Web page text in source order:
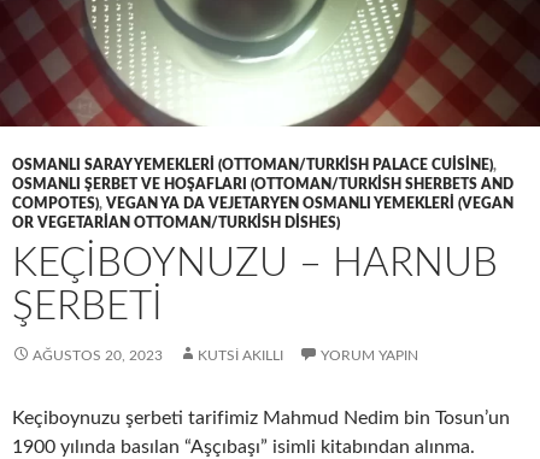
OSMANLI SARAY YEMEKLERI (OTTOMAN/TURKISH PALACE CUISINE),
OSMANLI ŞERBET VE HOŞAFLARI (OTTOMAN/TURKISH SHERBETS AND
COMPOTES), VEGAN YA DA VEJETARYEN OSMANLI YEMEKLERI (VEGAN
OR VEGETARIAN OTTOMAN/TURKISH DISHES)
KEÇIBOYNUZU – HARNUB
ŞERBETI
AĞUSTOS 20, 2023 KUTSI AKILLI YORUM YAPIN
Keçiboynuzu şerbeti tarifimiz Mahmud Nedim bin Tosun’un
1900 yılında basılan “Aşçıbaşı” isimli kitabından alınma.